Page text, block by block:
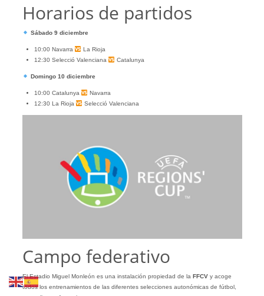
Horarios de partidos
Sábado 9 diciembre
10:00 Navarra
La Rioja
12:30 Selecció Valenciana
Catalunya
Domingo 10 diciembre
10:00 Catalunya
Navarra
12:30 La Rioja
Selecció Valenciana
Campo federativo
El Estadio Miguel Monleón es una instalación propiedad de la FFCVy acoge
todos los entrenamientos de las diferentes selecciones autonómicas de fútbol,